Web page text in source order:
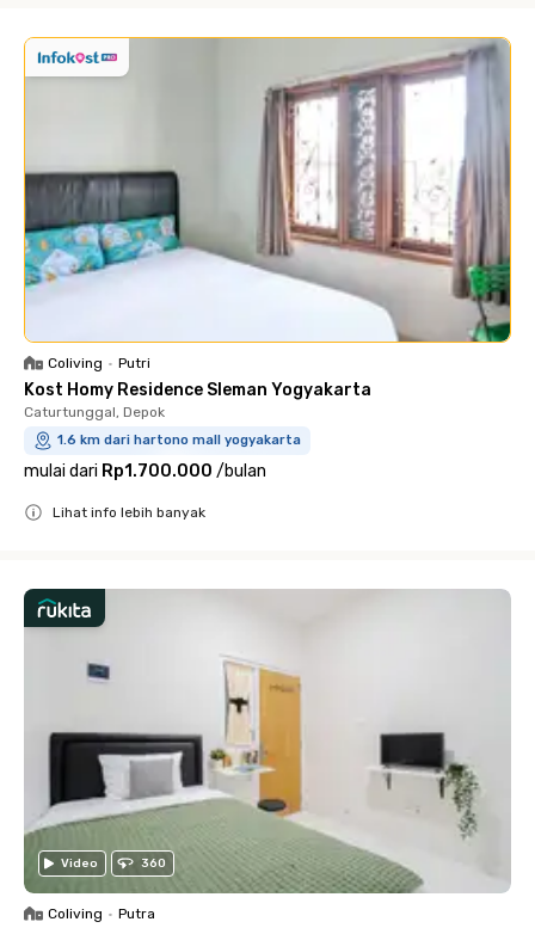
Coliving • Putri
Kost Homy Residence Sleman Yogyakarta
Caturtunggal, Depok
1.6 km dari hartono mall yogyakarta
mulai dari Rp1.700.000 /bulan
Lihat info lebih banyak
Video 360
Coliving • Putra